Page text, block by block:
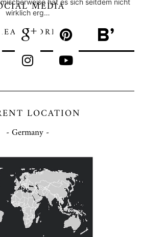
wirklich erg…
READ MORE
MEDIA
LOCATION
- Germany -